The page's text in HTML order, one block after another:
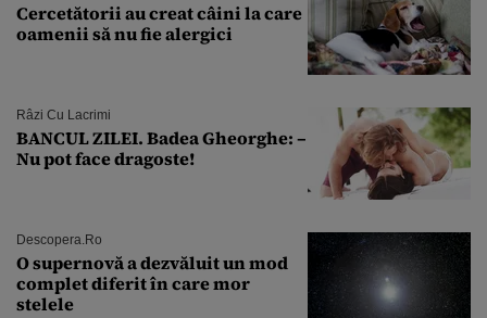
Cercetătorii au creat câini la care
oamenii să nu fie alergici
Râzi Cu Lacrimi
BANCUL ZILEI. Badea Gheorghe: –
Nu pot face dragoste!
Descopera.ro
O supernovă a dezvăluit un mod
complet diferit în care mor
stelele